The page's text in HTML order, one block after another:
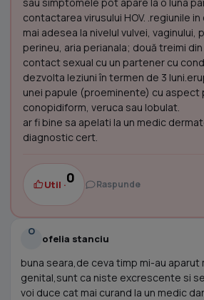
contactarea virusului HOV. .regiunile
mai adesea la nivelul vulvei, vaginului,
perineu, aria perianala; două treimi
contact sexual cu un partener cu
dezvolta leziuni în termen de 3
unei papule (proeminente) cu aspect
conopidiform, veruca sau lobulat.
ar fi bine sa apelati la un medic
diagnostic cert.
Util ·0 Raspunde
O
ofelia stanciu
buna seara,de ceva timp mi-au aparut
genital,sunt ca niste excrescente si
voi duce cat mai curand la un medic